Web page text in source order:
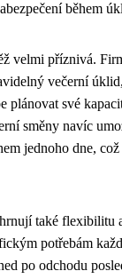
během
velmi příznivá.
večerní
plánovat své
směny navíc
jednoho dne, což
také flexibilitu
potřebám
po odchodu